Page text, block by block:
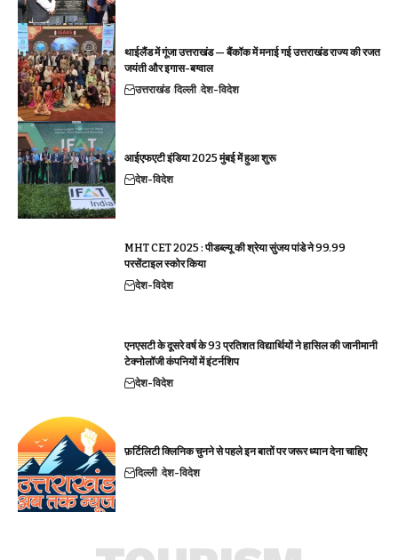
थाईलैंड में गूंजा उत्तराखंड — बैंकॉक में मनाई गई उत्तराखंड राज्य की रजत
जयंती और इगास-बग्वाल
उत्तराखंड दिल्ली देश-विदेश
आईएफएटी इंडिया 2025 मुंबई में हुआ शुरू
देश-विदेश
MHT CET 2025 : पीडब्ल्यू की श्रेया सुंजय पांडे ने 99.99
परसेंटाइल स्कोर किया
देश-विदेश
एनएसटी के दूसरे वर्ष के 93 प्रतिशत विद्यार्थियों ने हासिल की जानीमानी
टेक्नोलॉजी कंपनियों में इंटर्नशिप
देश-विदेश
फ़र्टिलिटी क्लिनिक चुनने से पहले इन बातों पर जरूर ध्यान देना चाहिए
दिल्ली देश-विदेश